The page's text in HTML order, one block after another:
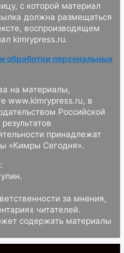
с которой материал
должна размещаться
воспроизводящем
kimrypress.ru.
обработки персональных
на материалы,
www.kimrypress.ru, в
Российской
принадлежат
«Кимры Сегодня».
за мнения,
читателей.
содержать материалы